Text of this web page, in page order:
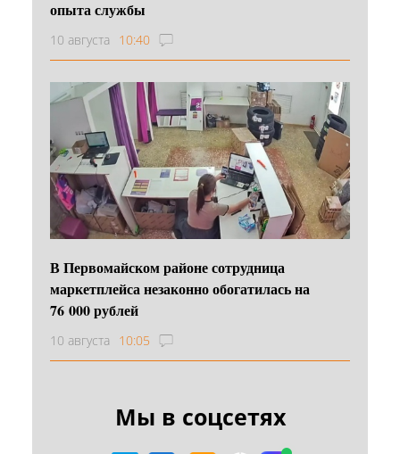
опыта службы
10 августа 10:40
В Первомайском районе сотрудница
маркетплейса незаконно обогатилась на
76 000 рублей
10 августа 10:05
Мы в соцсетях